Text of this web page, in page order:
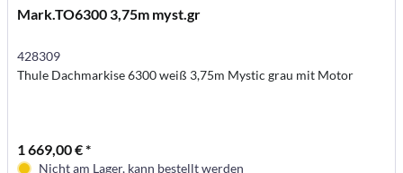
Mark.TO6300 3,75m myst.gr
428309
Thule Dachmarkise 6300 weiß 3,75m Mystic grau mit Motor
1 669,00 € *
Nicht am Lager, kann bestellt werden